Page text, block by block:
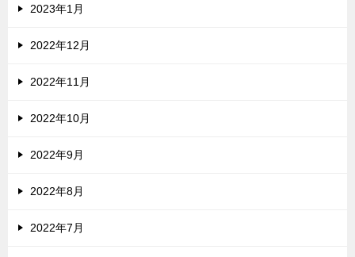
2023年1月
2022年12月
2022年11月
2022年10月
2022年9月
2022年8月
2022年7月